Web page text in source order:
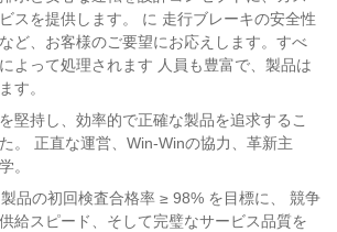
スを提供します。 に 走行ブレーキの安全性
ど、お客様のご要望にお応えします。すべ
よって処理されます 人員も豊富で、製品は
す。
堅持し、効率的で正確な製品を追求するこ
。 正直な運営、Win-Winの協力、革新主
。
品の初回検査合格率 ≥ 98% を目標に、 競争
給スピード、そして完璧なサービス品質を